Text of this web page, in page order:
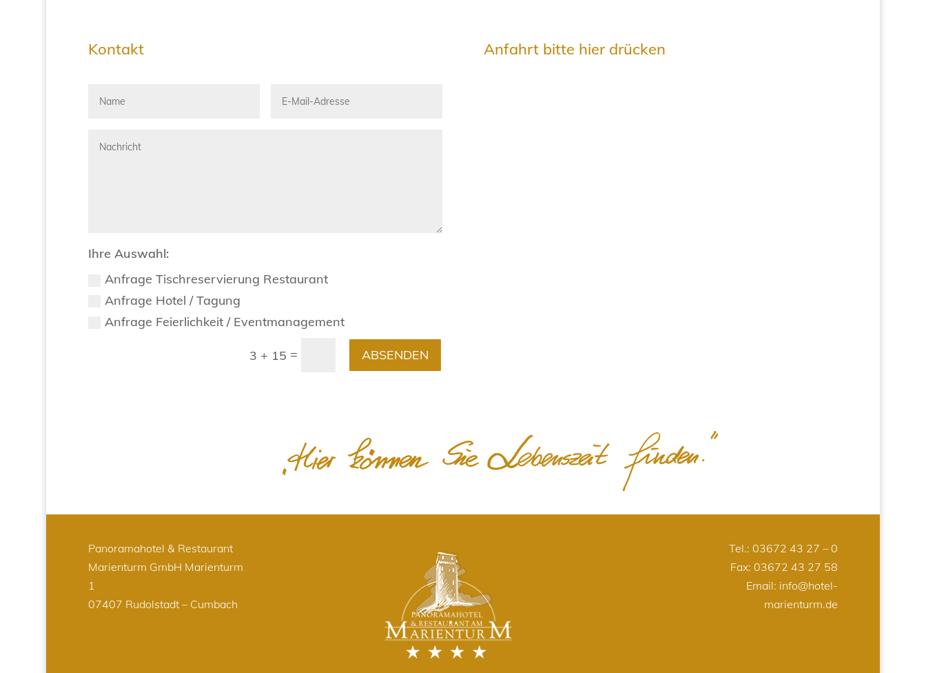
Kontakt
Ihre Auswahl:
Anfrage Tischreservierung Restaurant
Anfrage Hotel / Tagung
Anfrage Feierlichkeit / Eventmanagement
3 + 15 = ABSENDEN
Anfahrt bitte hier drücken
Panoramahotel & Restaurant
Marienturm GmbH Marienturm
1
07407 Rudolstadt – Cumbach
Tel.: 03672 43 27 – 0
Fax: 03672 43 27 58
Email: info@hotel-
marienturm.de